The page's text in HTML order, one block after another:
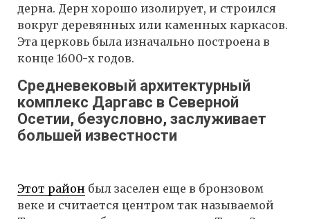
дерна. Дерн хорошо изолирует, и строился
вокруг деревянных или каменных каркасов.
Эта церковь была изначально построена в
конце 1600-х годов.
Средневековый архитектурный
комплекс Даргавс в Северной
Осетии, безусловно, заслуживает
большей известности
Этот район был заселен еще в бронзовом
веке и считается центром так называемой